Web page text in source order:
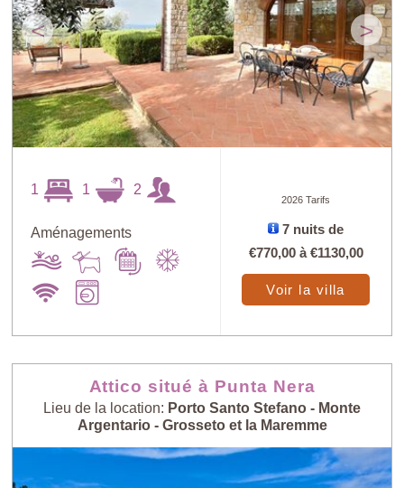
< >
1 1 2
Aménagements
2026 Tarifs
7 nuits de
€770,00à€1130,00
Voir la villa
Attico situé à Punta Nera
Lieu de la location: Porto Santo Stefano - Monte
Argentario - Grosseto et la Maremme